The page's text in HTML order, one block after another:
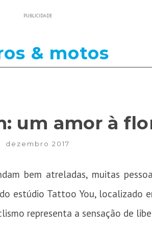
PUBLICIDADE
& motos
um amor à
dezembro 2017
bem atreladas, muitas
estúdio Tattoo You, localizado
representa a sensação de